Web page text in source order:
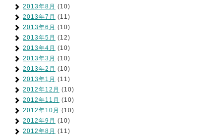
2013年8月 (10)
2013年7月 (11)
2013年6月 (10)
2013年5月 (12)
2013年4月 (10)
2013年3月 (10)
2013年2月 (10)
2013年1月 (11)
2012年12月 (10)
2012年11月 (10)
2012年10月 (10)
2012年9月 (10)
2012年8月 (11)